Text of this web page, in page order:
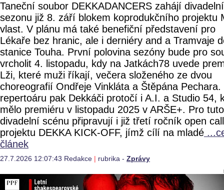
Taneční soubor DEKKADANCERS zahájí divadelní
sezonu již 8. září blokem koprodukčního projektu
vlast. V plánu má také benefiční představení pro
Lékaře bez hranic, ale i derniéry and a Tramvaje
stanice Touha. První polovina sezóny bude pro
vrcholit 4. listopadu, kdy na Jatkách78 uvede
Lži, které muži říkají, večera složeného ze dvou
choreografií Ondřeje Vinkláta a Štěpána Pechara.
repertoáru pak Dekkáči protočí i A.I. a Studio 54,
mělo premiéru v listopadu 2025 v ARŠE+. Pro tuto
divadelní scénu připravují i již třetí ročník open
projektu DEKKA KICK-OFF, jímž cílí na mladé
článek
27.7.2026 12:07:43 Redakce rubrika - Zprávy